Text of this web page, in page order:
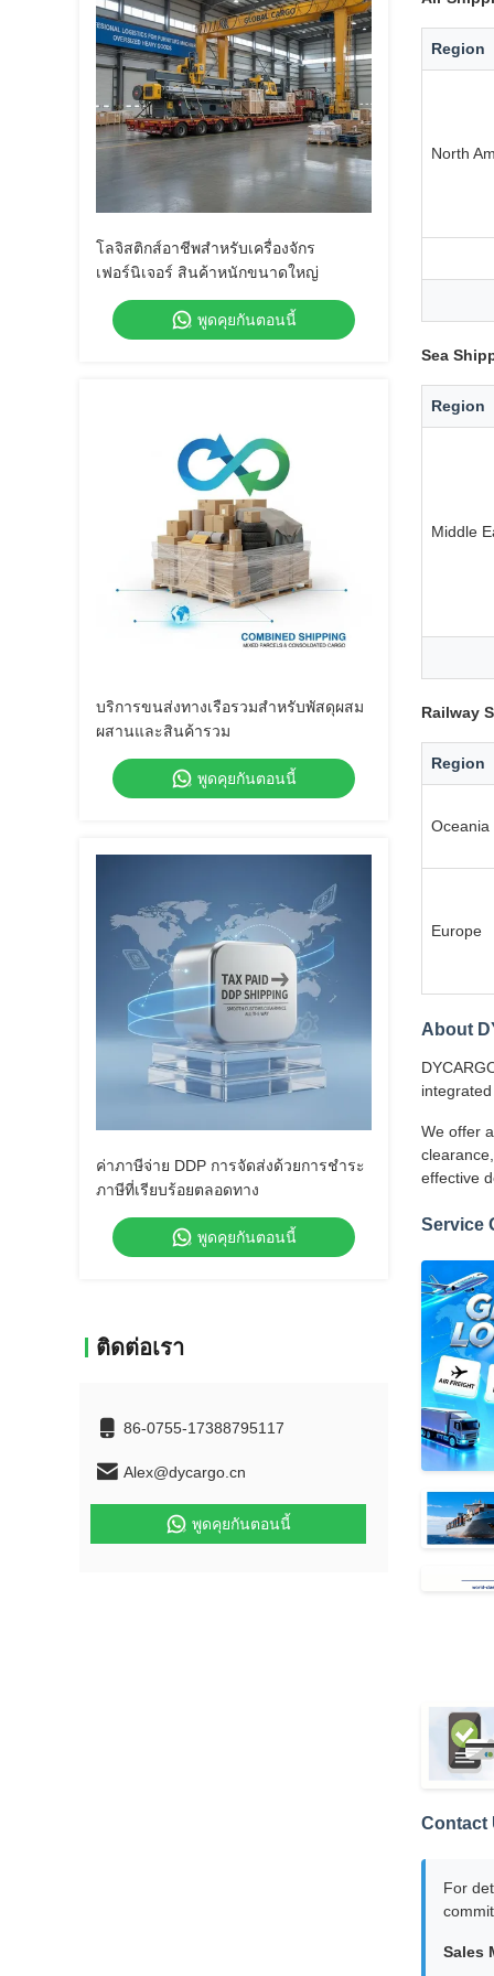
โลจิสติกส์อาชีพสําหรับเครื่องจักร
เฟอร์นิเจอร์ สินค้าหนักขนาดใหญ่
พูดคุยกันตอนนี้
บริการขนส่งทางเรือรวมสําหรับพัสดุผสม
ผสานและสินค้ารวม
พูดคุยกันตอนนี้
ค่าภาษีจ่าย DDP การจัดส่งด้วยการชําระ
ภาษีที่เรียบร้อยตลอดทาง
พูดคุยกันตอนนี้
ติดต่อเรา
86-0755-17388795117
Alex@dycargo.cn
พูดคุยกันตอนนี้
Region
North
Sea
Region
Middle
Railway
Region
Oceania
Europe
About
We offer
effective
Service
Contact
For
Sales